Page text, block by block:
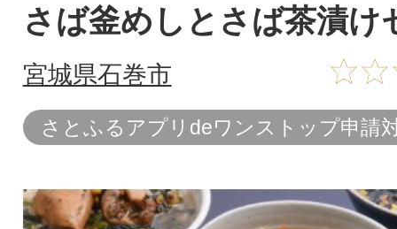
さば釜めしとさば茶漬け
宮城県石巻市
さとふるアプリdeワンストップ申請